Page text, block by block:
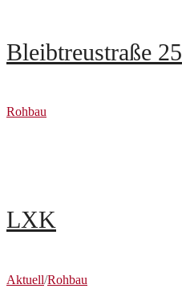
Bleibtreustraße 25
Rohbau
LXK
Aktuell/Rohbau